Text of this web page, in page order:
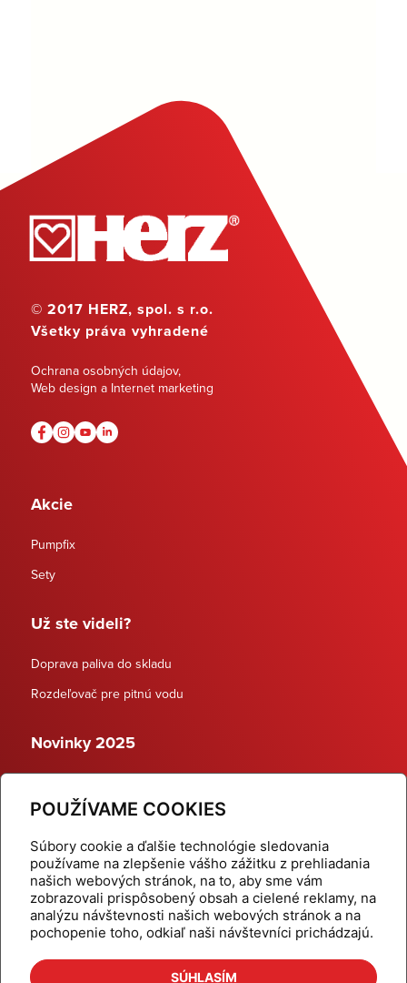
POUŽÍVAME COOKIES
Súbory cookie a ďalšie technológie sledovania
používame na zlepšenie vášho zážitku z prehliadania
našich webových stránok, na to, aby sme vám
zobrazovali prispôsobený obsah a cielené reklamy, na
analýzu návštevnosti našich webových stránok a na
pochopenie toho, odkiaľ naši návštevníci prichádzajú.
SÚHLASÍM
© 2017 HERZ, spol. s r.o.
Všetky práva vyhradené
Ochrana osobných údajov,
Web design a Internet marketing
Akcie
Pumpfix
Sety
Už ste videli?
Doprava paliva do skladu
Rozdeľovač pre pitnú vodu
Novinky 2025
Dynamické termostatické ventily
Domov
Produkty
Aktuality
Odber šikovné tipy
Kalkulačky
Cenníky